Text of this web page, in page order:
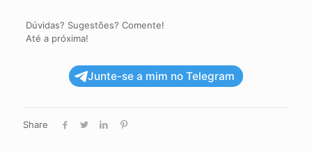
Dúvidas? Sugestões? Comente!
Até a próxima!
Junte-se a mim no Telegram
Share